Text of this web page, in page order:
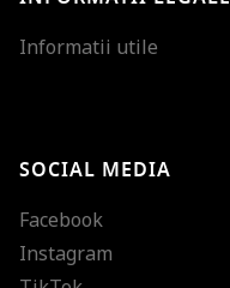
Informatii utile
SOCIAL MEDIA
Facebook
Instagram